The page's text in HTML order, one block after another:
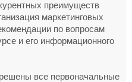
преимуществ
маркетинговых
по вопросам
и его информационного
все первоначальные